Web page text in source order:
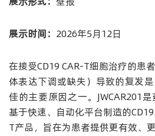
展示时间： 2026年5月12日
在接受CD19 CAR-T细胞治疗的患
体表达下调或缺失）导致的复发
佳的主要原因之一。JWCAR201
基于快速、自动化平台制造的
T产品，旨在为患者提供更有效、